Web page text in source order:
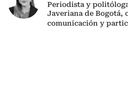
Periodista y
Javeriana de Bogotá,
comunicación y